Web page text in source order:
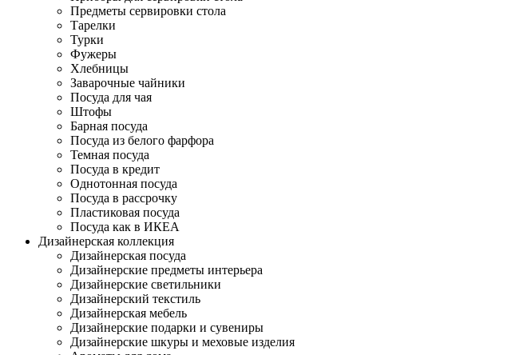
Предметы сервировки стола
Тарелки
Турки
Фужеры
Хлебницы
Заварочные чайники
Посуда для чая
Штофы
Барная посуда
Посуда из белого фарфора
Темная посуда
Посуда в кредит
Однотонная посуда
Посуда в рассрочку
Пластиковая посуда
Посуда как в ИКЕА
Дизайнерская коллекция
Дизайнерская посуда
Дизайнерские предметы интерьера
Дизайнерские светильники
Дизайнерский текстиль
Дизайнерская мебель
Дизайнерские подарки и сувениры
Дизайнерские шкуры и меховые изделия